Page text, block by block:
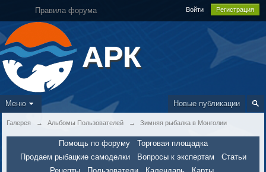
Правила форума Войти Регистрация
АРК
Новые публикации
Меню
Галерея → Альбомы Пользователей → Зимняя рыбалка в Монголии
Помощь по форуму
Торговая площадка
Продаем рыбацкие самоделки
Вопросы к экспертам
Статьи